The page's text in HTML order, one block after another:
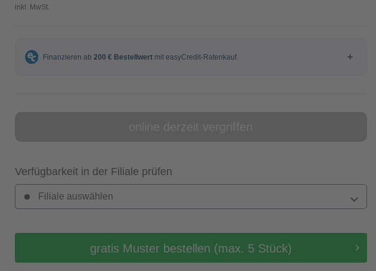
inkl. MwSt.
Verfügbarkeit in der Filiale prüfen
Filiale auswählen
gratis Muster bestellen (max. 5 Stück)